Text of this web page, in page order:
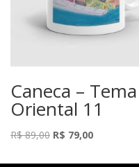
Caneca – Tema
Oriental 11
R$89,00 O
R$ 79,00O